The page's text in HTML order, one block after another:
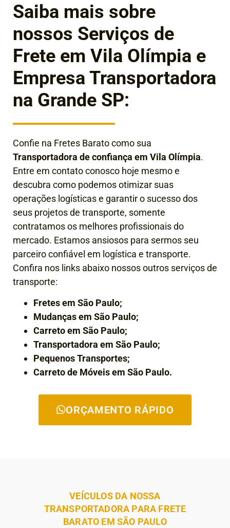
Saiba mais sobre
nossos Serviços de
Frete em Vila Olímpia e
Empresa Transportadora
na Grande SP:
Confie na Fretes Barato como sua
Transportadora de confiança em Vila Olímpia.
Entre em contato conosco hoje mesmo e
descubra como podemos otimizar suas
operações logísticas e garantir o sucesso dos
seus projetos de transporte, somente
contratamos os melhores profissionais do
mercado. Estamos ansiosos para sermos seu
parceiro confiável em logística e transporte.
Confira nos links abaixo nossos outros serviços de
transporte:
Fretes em São Paulo;
Mudanças em São Paulo;
Carreto em São Paulo;
Transportadora em São Paulo;
Pequenos Transportes;
Carreto de Móveis em São Paulo.
ORÇAMENTO RÁPIDO
VEÍCULOS DA NOSSA
TRANSPORTADORA PARA FRETE
BARATO EM SÃO PAULO